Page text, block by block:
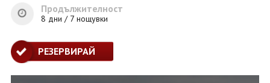
КРУИЗИ
ЕКЗОТИКА
ЕКСКУРЗИИ
Продължителност
8 дни / 7 нощувки
РЕЗЕРВИРАЙ